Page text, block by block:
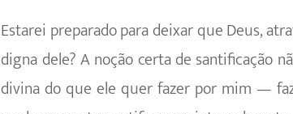
Estarei preparado para deixar que Deus,
digna dele? A noção certa de santificação
divina do que ele quer fazer por mim —